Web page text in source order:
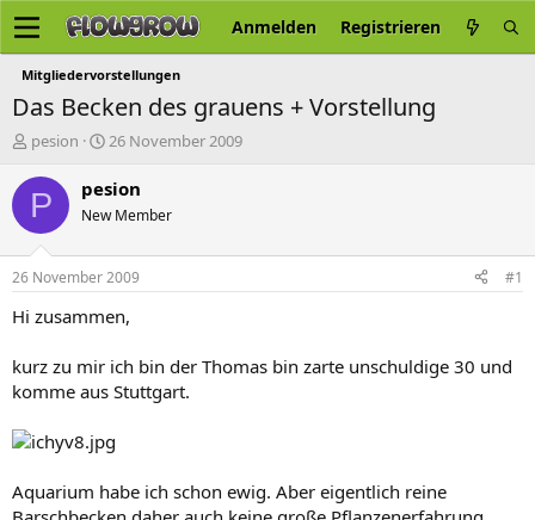
Anmelden Registrieren
Mitgliedervorstellungen
Das Becken des grauens + Vorstellung
E
s
e
r
pesion
E
s
e
l
t
a
26 November 2009
P pesion
New Member
26 November 2009 #1
Hi zusammen,
kurz zu mir ich bin der Thomas bin zarte unschuldige 30 und
komme aus Stuttgart.
Aquarium habe ich schon ewig. Aber eigentlich reine